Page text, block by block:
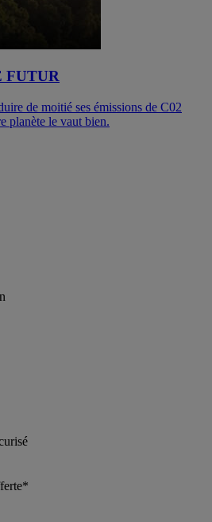
FUTUR
de moitié ses émissions de C02
planète le vaut bien.